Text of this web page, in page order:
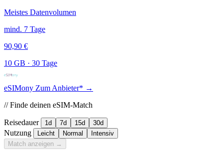
Meistes Datenvolumen
mind. 7 Tage
90,90 €
10 GB · 30 Tage
eSIMony Zum Anbieter* →
// Finde deinen eSIM-Match
Reisedauer 1d 7d 15d 30d
Nutzung Leicht Normal
Intensiv
Match anzeigen →